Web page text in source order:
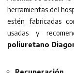
herramientas del
estén fabricadas
usadas y
poliuretano